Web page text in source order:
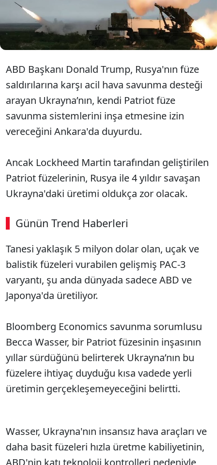
zorluklar nedeniyle uzun vadeli bir hedef olarak
değerlendiriliyor.
ABD Başkanı Donald Trump, Rusya'nın füze
saldırılarına karşı acil hava savunma desteği
arayan Ukrayna’nın, kendi Patriot füze
savunma sistemlerini inşa etmesine izin
vereceğini Ankara'da duyurdu.
Ancak Lockheed Martin tarafından geliştirilen
Patriot füzelerinin, Rusya ile 4 yıldır savaşan
Ukrayna'daki üretimi oldukça zor olacak.
Günün Trend Haberleri
00:02 / 09:08
Sesi Aç
Tanesi yaklaşık 5 milyon dolar olan, uçak ve
balistik füzeleri vurabilen gelişmiş PAC-3
varyantı, şu anda dünyada sadece ABD ve
Japonya'da üretiliyor.
Bloomberg Economics savunma sorumlusu
Becca Wasser, bir Patriot füzesinin inşasının
yıllar sürdüğünü belirterek Ukrayna’nın bu
füzelere ihtiyaç duyduğu kısa vadede yerli
üretimin gerçekleşemeyeceğini belirtti.
Wasser, Ukrayna'nın insansız hava araçları ve
daha basit füzeleri hızla üretme kabiliyetinin,
ABD'nin katı teknoloji kontrolleri nedeniyle